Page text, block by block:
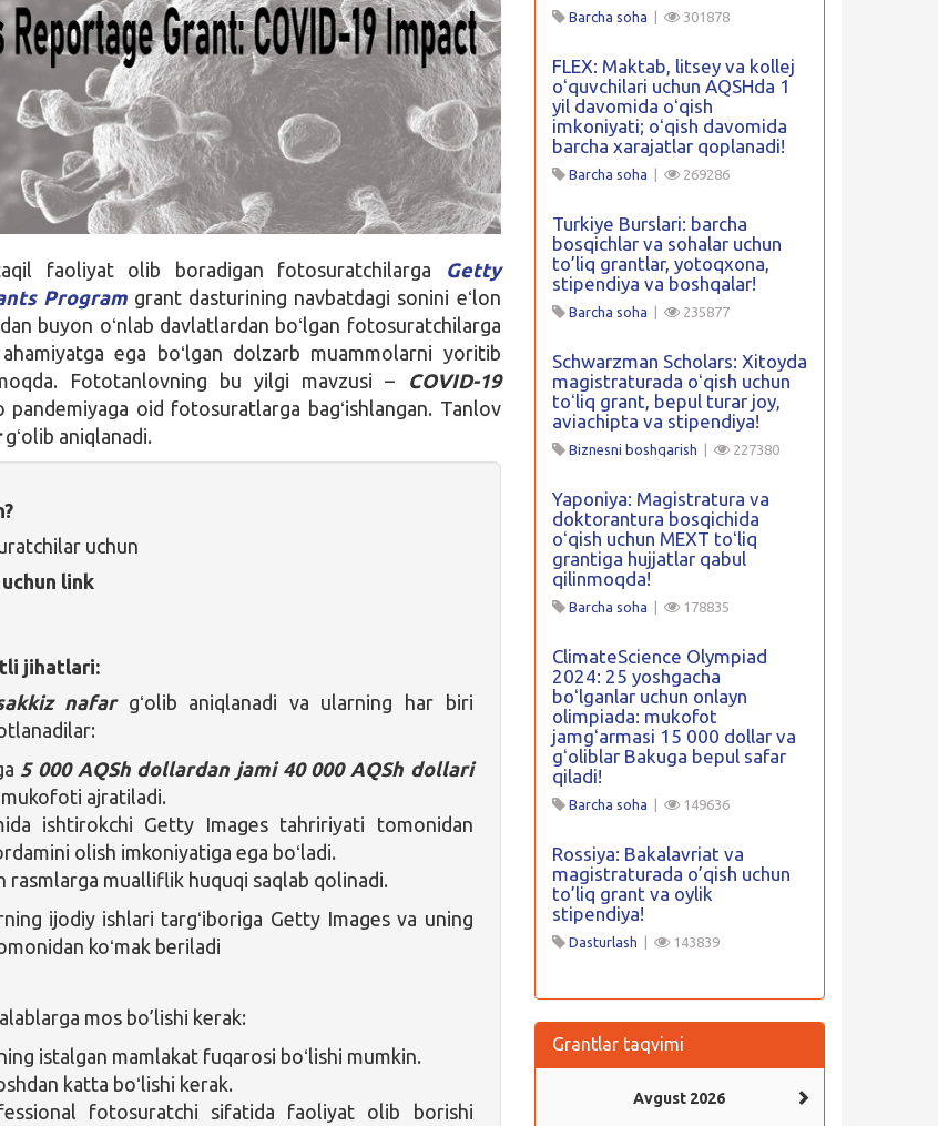
faoliyat olib boradigan fotosuratchilarga
Getty
Programgrant dasturining navbatdagi sonini eʻlon
buyon oʻnlab davlatlardan boʻlgan fotosuratchilarga
ega boʻlgan dolzarb muammolarni yoritib
Fototanlovning bu yilgi mavzusi –
COVID-19
pandemiyaga oid fotosuratlarga bagʻishlangan. Tanlov
gʻolib aniqlanadi.
uchun
link
jihatlari:
nafargʻolib aniqlanadi va ularning har biri
5 000 AQSh dollardan jami 40 000 AQSh dollari
ajratiladi.
ishtirokchi Getty Images tahririyati tomonidan
olish imkoniyatiga ega boʻladi.
rasmlarga mualliflik huquqi saqlab qolinadi.
ijodiy ishlari targʻiboriga Getty Images va uning
koʻmak beriladi
mos bo’lishi kerak:
istalgan mamlakat fuqarosi boʻlishi mumkin.
katta boʻlishi kerak.
fotosuratchi sifatida faoliyat olib borishi
Barcha soha 301878
FLEX: Maktab, litsey va kollej
oʻquvchilari uchun AQSHda 1
yil davomida oʻqish
imkoniyati; oʻqish davomida
barcha xarajatlar qoplanadi!
Barcha soha 269286
Turkiye Burslari: barcha
bosqichlar va sohalar uchun
to’liq grantlar, yotoqxona,
stipendiya va boshqalar!
Barcha soha 235877
Schwarzman Scholars: Xitoyda
magistraturada oʻqish uchun
toʻliq grant, bepul turar joy,
aviachipta va stipendiya!
Biznesni boshqarish 227380
Yaponiya: Magistratura va
doktorantura bosqichida
oʻqish uchun MEXT toʻliq
grantiga hujjatlar qabul
qilinmoqda!
Barcha soha 178835
ClimateScience Olympiad
2024: 25 yoshgacha
boʻlganlar uchun onlayn
olimpiada: mukofot
jamgʻarmasi 15 000 dollar va
gʻoliblar Bakuga bepul safar
qiladi!
Barcha soha 149636
Rossiya: Bakalavriat va
magistraturada o’qish uchun
to’liq grant va oylik
stipendiya!
Dasturlash 143839
Grantlar taqvimi
Avgust 2026